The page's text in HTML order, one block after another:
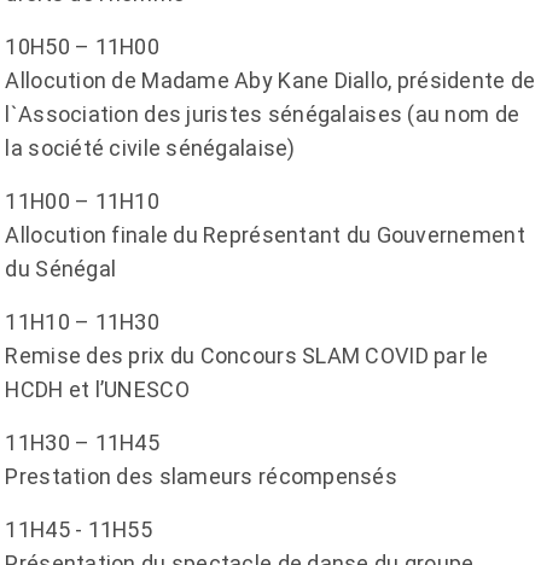
10H50 – 11H00
Allocution de Madame Aby Kane Diallo, présidente de
l`Association des juristes sénégalaises (au nom de
la société civile sénégalaise)
11H00 – 11H10
Allocution finale du Représentant du Gouvernement
du Sénégal
11H10 – 11H30
Remise des prix du Concours SLAM COVID par le
HCDH et l’UNESCO
11H30 – 11H45
Prestation des slameurs récompensés
11H45 - 11H55